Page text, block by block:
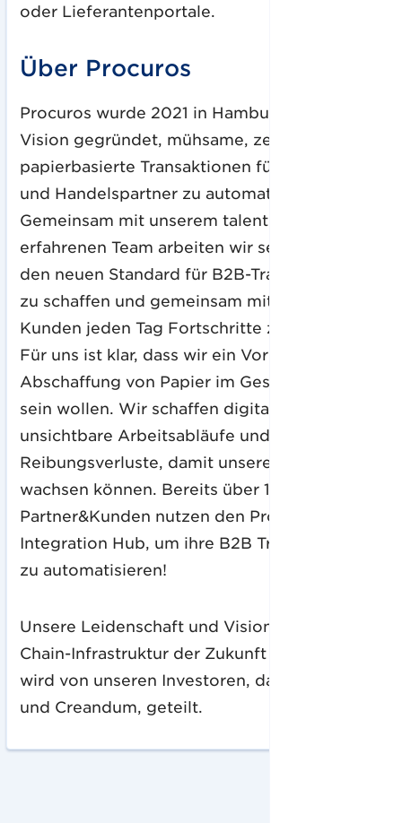
oder Lieferantenportale.
Über Procuros
Procuros wurde 2021 in Hamburg mit der
Vision gegründet, mühsame, zeitraubende,
papierbasierte Transaktionen für Lieferanten
und Handelspartner zu automatisieren.
Gemeinsam mit unserem talentierten und
erfahrenen Team arbeiten wir seither daran,
den neuen Standard für B2B-Transaktionen
zu schaffen und gemeinsam mit unseren
Kunden jeden Tag Fortschritte zu erzielen.
Für uns ist klar, dass wir ein Vorreiter bei der
Abschaffung von Papier im Geschäftsverkehr
sein wollen. Wir schaffen digitalisierte,
unsichtbare Arbeitsabläufe und reduzieren
Reibungsverluste, damit unsere Kunden
wachsen können. Bereits über 130
Partner&Kunden nutzen den Procuros
Integration Hub, um ihre B2B Transaktionen
zu automatisieren!
Unsere Leidenschaft und Vision, die Supply-
Chain-Infrastruktur der Zukunft aufzubauen,
wird von unseren Investoren, darunter Point9
und Creandum, geteilt.